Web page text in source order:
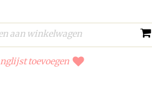
toevoegen